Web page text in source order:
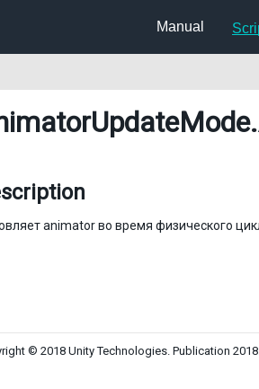
Manual
animator во время физического
© 2018 Unity Technologies. Publication